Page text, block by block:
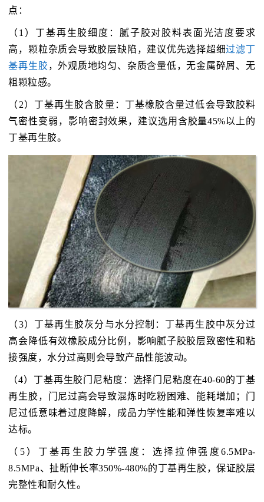
点：
（1）丁基再生胶细度：腻子胶对胶料表面光洁度要求
高，颗粒杂质会导致胶层缺陷，建议优先选择超细过滤丁
基再生胶，外观质地均匀、杂质含量低，无金属碎屑、无
粗颗粒感。
（2）丁基再生胶含胶量：丁基橡胶含量过低会导致胶料
气密性变弱，影响密封效果，建议选用含胶量45%以上的
丁基再生胶。
（3）丁基再生胶灰分与水分控制：丁基再生胶中灰分过
高会降低有效橡胶成分比例，影响腻子胶胶层致密性和粘
接强度，水分过高则会导致产品性能波动。
（4）丁基再生胶门尼粘度：选择门尼粘度在40-60的丁基
再生胶，门尼过高会导致混炼时吃粉困难、能耗增加；门
尼过低意味着过度降解，成品力学性能和弹性恢复率难以
达标。
（5）丁基再生胶力学强度：选择拉伸强度6.5MPa-
8.5MPa、扯断伸长率350%-480%的丁基再生胶，保证胶层
完整性和耐久性。